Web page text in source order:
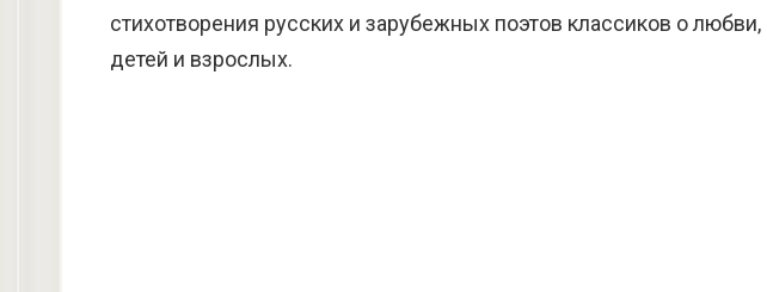
стихотворения русских и зарубежных поэтов классиков о
детей и взрослых.